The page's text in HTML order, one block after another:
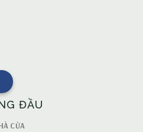
ĐẦU